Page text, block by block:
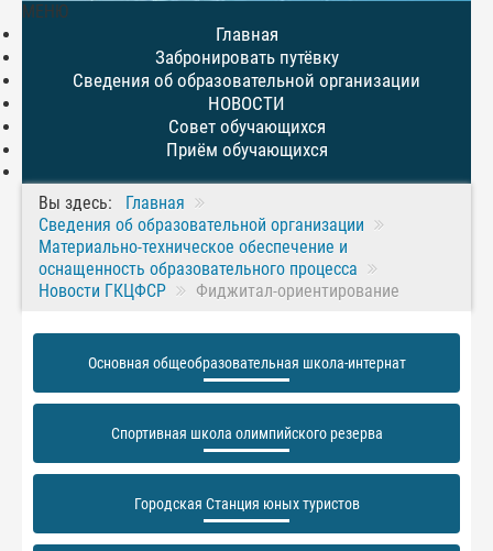
МЕНЮ
Главная
Забронировать путёвку
Сведения об образовательной организации
НОВОСТИ
Совет обучающихся
Приём обучающихся
Вы здесь:
Главная
Сведения об образовательной организации
Материально-техническое обеспечение и
оснащенность образовательного процесса
Новости ГКЦФСР
Фиджитал-ориентирование
Основная общеобразовательная школа-интернат
Спортивная школа олимпийского резерва
Городская Станция юных туристов